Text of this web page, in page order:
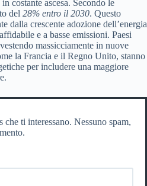
costante ascesa. Secondo le
del 28% entro il 2030. Questo
dalla crescente adozione dell’energia
e a basse emissioni. Paesi
massicciamente in nuove
la Francia e il Regno Unito, stanno
per includere una maggiore
ti interessano. Nessuno spam,